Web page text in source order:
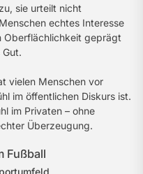
sie urteilt nicht
echtes Interesse
Oberflächlichkeit geprägt
vielen Menschen vor
im öffentlichen Diskurs ist.
im Privaten – ohne
Überzeugung.
Fußball